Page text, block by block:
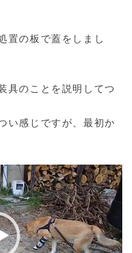
置の板で蓋をしまし
具のことを説明してつ
い感じですが、最初か